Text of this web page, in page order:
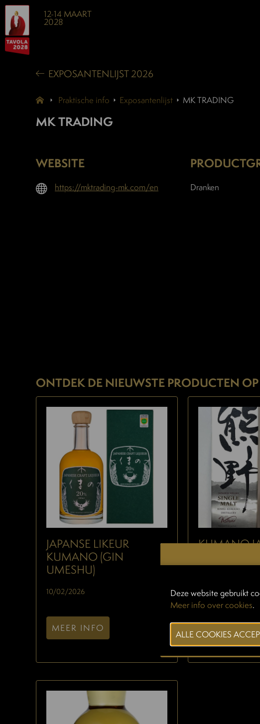
12-14 MAART
2028
EXPOSANTENLIJST 2026
Praktische info Exposantenlijst MK TRADING
MK TRADING
WEBSITE
https://mktrading-mk.com/en Dranken
ONTDEK DE NIEUWSTE PRODUCTEN
JAPANSE LIKEUR
KUMANO (GIN
UMESHU)
10/02/2026
MEER INFO
KUMANO
WHISKY
10/02/2026
MEER INFO
Deze website gebruikt
Meer info over cookies.